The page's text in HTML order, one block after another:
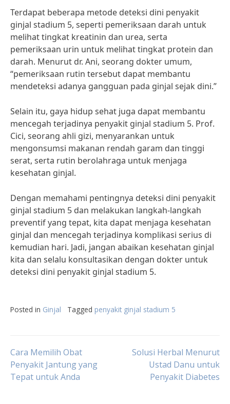
Terdapat beberapa metode deteksi dini penyakit
ginjal stadium 5, seperti pemeriksaan darah untuk
melihat tingkat kreatinin dan urea, serta
pemeriksaan urin untuk melihat tingkat protein dan
darah. Menurut dr. Ani, seorang dokter umum,
“pemeriksaan rutin tersebut dapat membantu
mendeteksi adanya gangguan pada ginjal sejak dini.”
Selain itu, gaya hidup sehat juga dapat membantu
mencegah terjadinya penyakit ginjal stadium 5. Prof.
Cici, seorang ahli gizi, menyarankan untuk
mengonsumsi makanan rendah garam dan tinggi
serat, serta rutin berolahraga untuk menjaga
kesehatan ginjal.
Dengan memahami pentingnya deteksi dini penyakit
ginjal stadium 5 dan melakukan langkah-langkah
preventif yang tepat, kita dapat menjaga kesehatan
ginjal dan mencegah terjadinya komplikasi serius di
kemudian hari. Jadi, jangan abaikan kesehatan ginjal
kita dan selalu konsultasikan dengan dokter untuk
deteksi dini penyakit ginjal stadium 5.
Posted in Ginjal Tagged penyakit ginjal stadium 5
Post
navigation
Cara Memilih Obat
Penyakit Jantung yang
Tepat untuk Anda
Solusi Herbal Menurut
Ustad Danu untuk
Penyakit Diabetes